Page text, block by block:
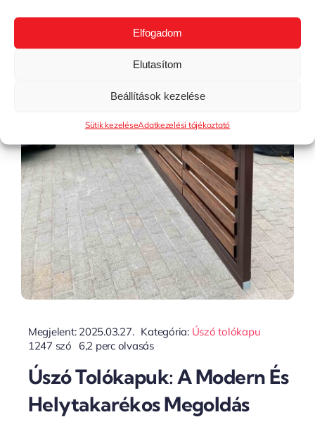
Elfogadom
Elutasítom
Beállítások kezelése
Sütik kezeléseAdatkezelési tájékoztató
Megjelent: 2025.03.27. Kategória: Úszó tolókapu
1247 szó 6,2 perc olvasás
Úszó Tolókapuk: A Modern És
Helytakarékos Megoldás